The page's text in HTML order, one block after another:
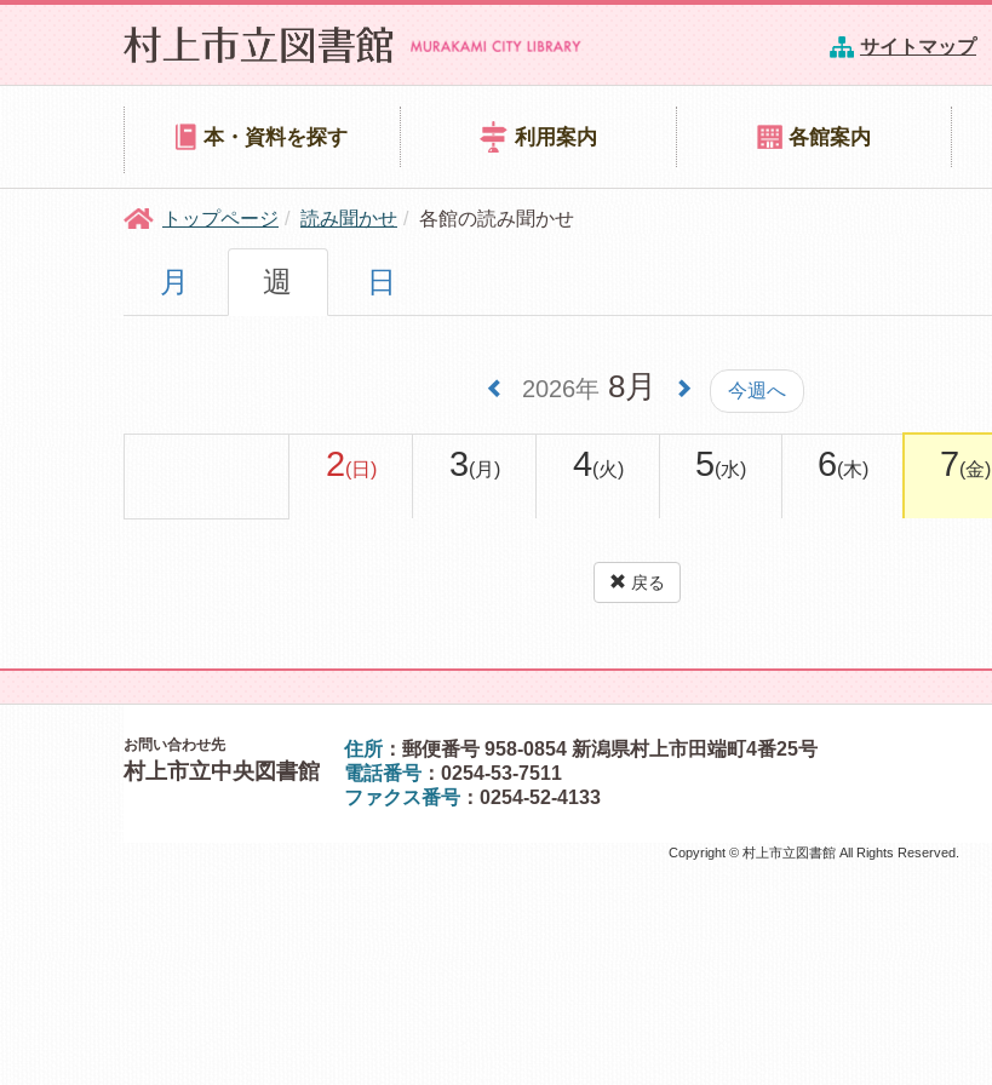
サイトマップ
本・資料を探す 利用案内 各館案内
トップページ 読み聞かせ 各館の読み聞かせ
月 週 日
2026年 8月 今週へ
2(日) 3(月) 4(火) 5(水) 6(木) 7(金)
戻る
お問い合わせ先
村上市立中央図書館
住所 ：郵便番号 958-0854 新潟県村上市田端町4番25号
電話番号 ：0254-53-7511
ファクス番号 ：0254-52-4133
Copyright © 村上市立図書館 All Rights Reserved.